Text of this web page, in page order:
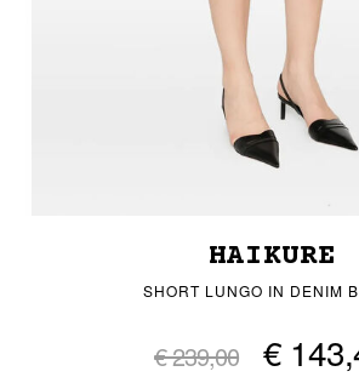
HAIKURE
SHORT LUNGO IN DENIM
€ 239,00 €